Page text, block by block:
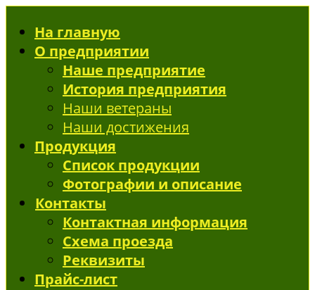
На главную
О предприятии
Наше предприятие
История предприятия
Наши ветераны
Наши достижения
Продукция
Список продукции
Фотографии и описание
Контакты
Контактная информация
Схема проезда
Реквизиты
Прайс-лист